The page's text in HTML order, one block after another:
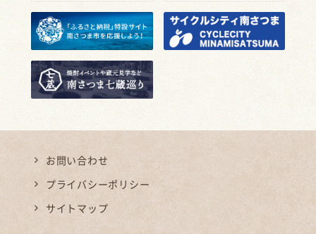
お問い合わせ
プライバシーポリシー
サイトマップ